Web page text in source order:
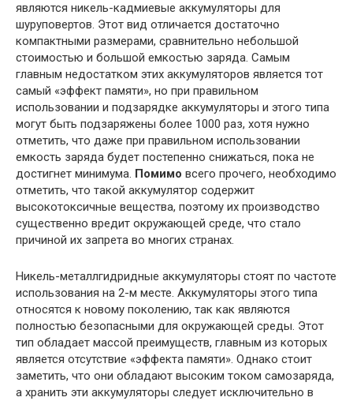
являются никель-кадмиевые аккумуляторы для
шуруповертов. Этот вид отличается достаточно
компактными размерами, сравнительно небольшой
стоимостью и большой емкостью заряда. Самым
главным недостатком этих аккумуляторов является тот
самый «эффект памяти», но при правильном
использовании и подзарядке аккумуляторы и этого типа
могут быть подзаряжены более 1000 раз, хотя нужно
отметить, что даже при правильном использовании
емкость заряда будет постепенно снижаться, пока не
достигнет минимума. Помимо всего прочего, необходимо
отметить, что такой аккумулятор содержит
высокотоксичные вещества, поэтому их производство
существенно вредит окружающей среде, что стало
причиной их запрета во многих странах.
Никель-металлгидридные аккумуляторы стоят по частоте
использования на 2-м месте. Аккумуляторы этого типа
относятся к новому поколению, так как являются
полностью безопасными для окружающей среды. Этот
тип обладает массой преимуществ, главным из которых
является отсутствие «эффекта памяти». Однако стоит
заметить, что они обладают высоким током самозаряда,
а хранить эти аккумуляторы следует исключительно в